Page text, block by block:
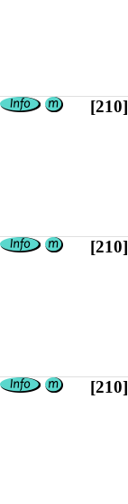
[210]
[210]
[210]